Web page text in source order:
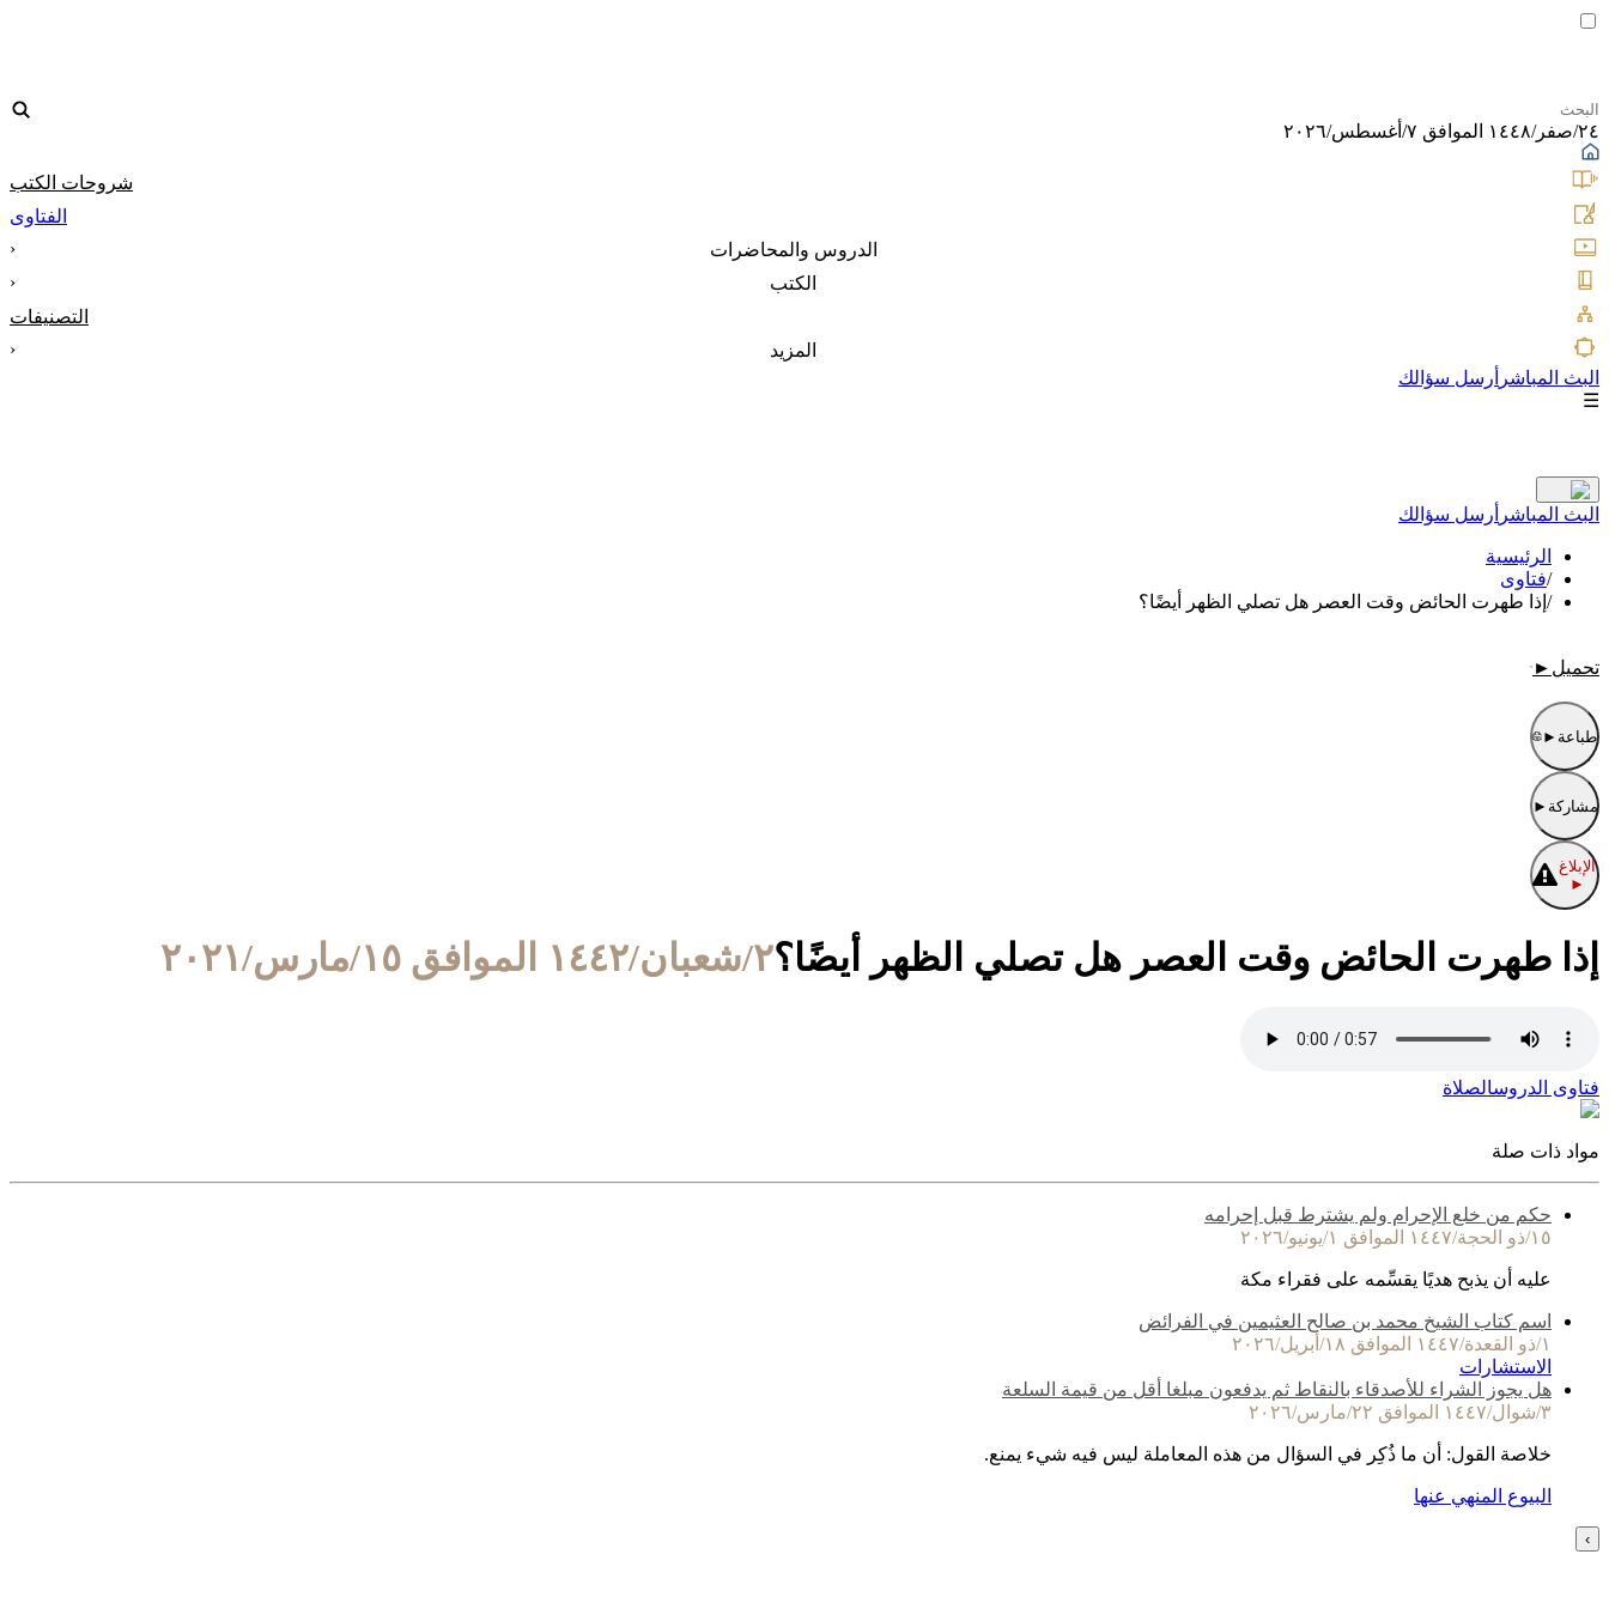
٢٤/صفر/١٤٤٨ الموافق ٧/أغسطس/٢٠٢٦
شروحات الكتب
الفتاوى
الدروس والمحاضرات
‹
الكتب
‹
التصنيفات
المزيد
‹
البث المباشر أرسل سؤالك
☰
البث المباشر أرسل سؤالك
الرئيسية
/فتاوى
/ إذا طهرت الحائض وقت العصر هل تصلي الظهر أيضًا؟
تحميل ►
طباعة ►
مشاركة ►
الإبلاغ
►
إذا طهرت الحائض وقت العصر هل تصلي الظهر أيضًا؟٢/شعبان/١٤٤٢ الموافق ١٥/مارس/٢٠٢١
فتاوى الدروسالصلاة
مواد ذات صلة
حكم من خلع الإحرام ولم يشترط قبل إحرامه
١٥/ذو الحجة/١٤٤٧ الموافق ١/يونيو/٢٠٢٦
عليه أن يذبح هديًا يقسِّمه على فقراء مكة
اسم كتاب الشيخ محمد بن صالح العثيمين في الفرائض
١/ذو القعدة/١٤٤٧ الموافق ١٨/أبريل/٢٠٢٦
الاستشارات
هل يجوز الشراء للأصدقاء بالنقاط ثم يدفعون مبلغا أقل من قيمة السلعة
٣/شوال/١٤٤٧ الموافق ٢٢/مارس/٢٠٢٦
خلاصة القول: أن ما ذُكِر في السؤال من هذه المعاملة ليس فيه شيء يمنع.
البيوع المنهي عنها
›